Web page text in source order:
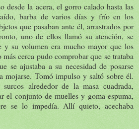
desde la acera, el gorro calado hasta las
barba de varios días y frío en los
que pasaban ante él, arrastrados por
uno de ellos llamó su atención, se
y su volumen era mucho mayor que los
cerca pudo comprobar que se trataba
se ajustaba a su necesidad de posarse
mojarse. Tomó impulso y saltó sobre él.
alrededor de la masa cuadrada,
el conjunto de muelles y goma espuma,
se lo impedía. Allí quieto, acechaba